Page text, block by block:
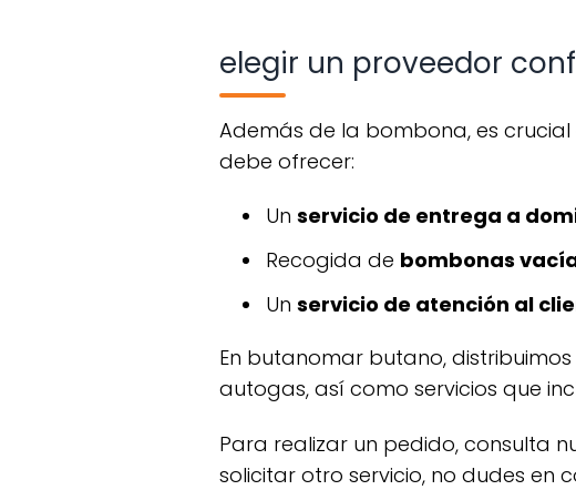
elegir un proveedor
además de la bombona, es crucial contar con un proveedor de gas de confianza. un buen proveedor
debe ofrecer:
un servicio de entrega a
recogida de bombonas
un servicio de atención al
en butanomar butano, distribuimos productos de la marca cepsa, ofreciendo butano, propano y
autogas, así como servicios que
para realizar un pedido, consulta nuestras zonas de reparto. si necesitas más información o deseas
solicitar otro servicio, no dudes